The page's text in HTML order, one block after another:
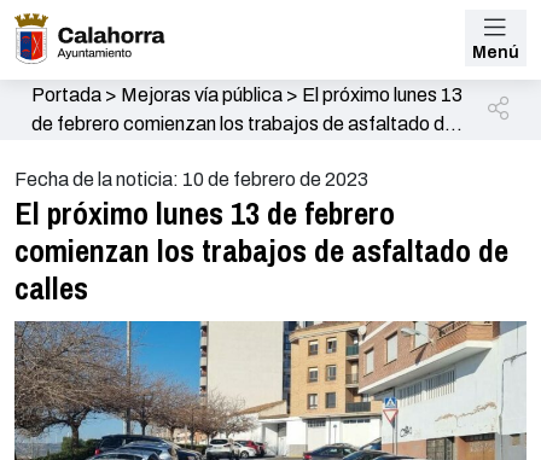
Menú
Portada> Mejoras vía pública> El próximo lunes 13
de febrero comienzan los trabajos de asfaltado de
Fecha de la noticia: 10 de febrero de 2023
El próximo lunes 13 de febrero
comienzan los trabajos de asfaltado de
calles